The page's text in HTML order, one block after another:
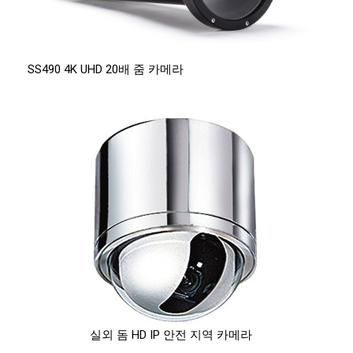
SS490 4K UHD 20배 줌 카메라
실외 돔 HD IP 안전 지역 카메라